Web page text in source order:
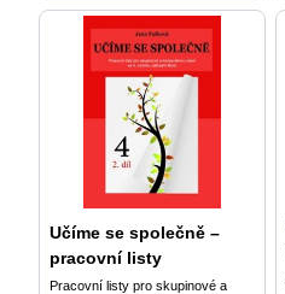
HVĚZDIČKA
množství
Učíme se společně –
pracovní listy
Pracovní listy pro skupinové a